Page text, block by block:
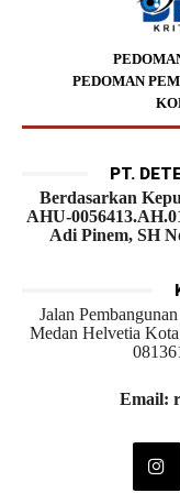
PEDOMAN
PT.
Berdasarkan
AHU-
Adi Pinem, SH
Jalan
Medan Helvetia
Email: